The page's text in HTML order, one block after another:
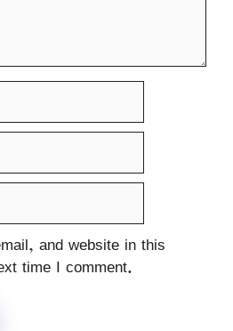
and website in this
time I comment.